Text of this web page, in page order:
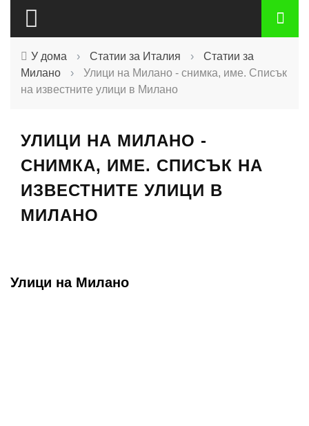
У дома › Статии за Италия ›
Статии за
Милано
›
Улици на Милано - снимка, име. Списък
на известните улици в Милано
УЛИЦИ НА МИЛАНО -
СНИМКА, ИМЕ. СПИСЪК НА
ИЗВЕСТНИТЕ УЛИЦИ В
МИЛАНО
Улици на Милано